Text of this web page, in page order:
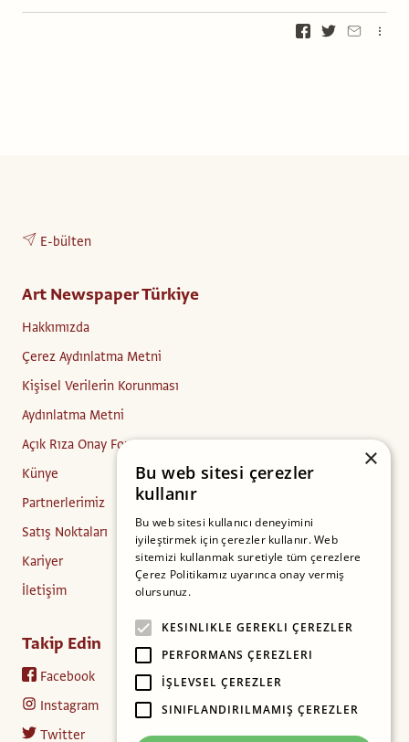
E-bülten
Art Newspaper Türkiye
Hakkımızda
Çerez Aydınlatma Metni
Kişisel Verilerin Korunması
Aydınlatma Metni
Açık Rıza Onay Formu
Künye
Partnerlerimiz
Satış Noktaları
Kariyer
İletişim
Takip Edin
Facebook
Instagram
Twitter
×
Bu web sitesi çerezler
kullanır
Bu web sitesi kullanıcı deneyimini
iyileştirmek için çerezler kullanır. Web
sitemizi kullanmak suretiyle tüm çerezlere
Çerez Politikamız uyarınca onay vermiş
olursunuz.
KESINLIKLE GEREKLI ÇEREZLER
PERFORMANS ÇEREZLERI
İŞLEVSEL ÇEREZLER
SINIFLANDIRILMAMIŞ ÇEREZLER